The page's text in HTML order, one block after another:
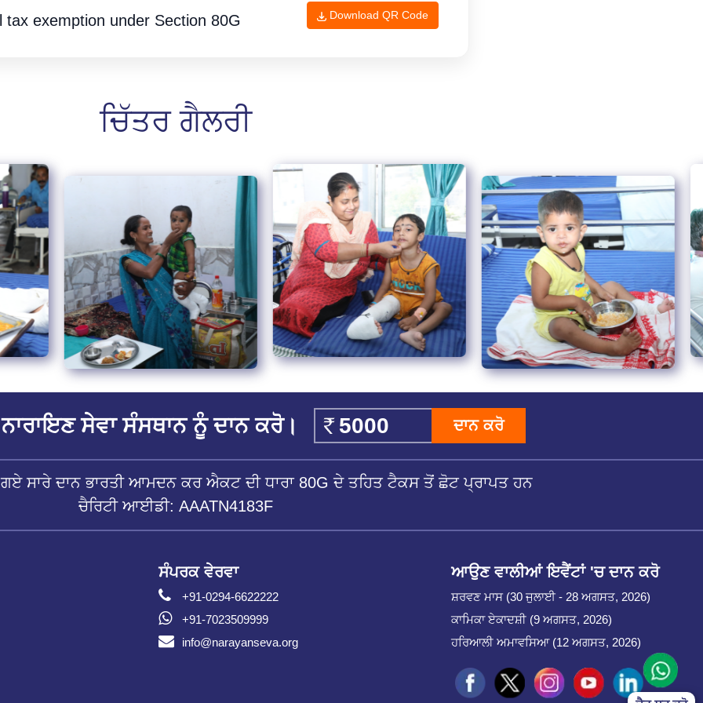
tax exemption under Section 80G Download QR Code
ਚਿੱਤਰ ਗੈਲਰੀ
ਸੇਵਾ ਸੰਸਥਾਨ ਨੂੰ ਦਾਨ ਕਰੋ। ਦਾਨ ਕਰੋ
ਸਾਰੇ ਦਾਨ ਭਾਰਤੀ ਆਮਦਨ ਕਰ ਐਕਟ ਦੀ ਧਾਰਾ 80G ਦੇ ਤਹਿਤ ਟੈਕਸ ਤੋਂ ਛੋਟ ਪ੍ਰਾਪਤ ਹਨ
ਚੈਰਿਟੀ ਆਈਡੀ: AAATN4183F
ਸੰਪਰਕ ਵੇਰਵਾ
+91-0294-6622222
+91-7023509999
info@narayanseva.org
ਆਉਣ ਵਾਲੀਆਂ ਇਵੈਂਟਾਂ 'ਚ ਦਾਨ ਕਰੋ
ਸ਼ਰਵਣ ਮਾਸ (30 ਜੁਲਾਈ - 28 ਅਗਸਤ, 2026)
ਕਾਮਿਕਾ ਏਕਾਦਸ਼ੀ (9 ਅਗਸਤ, 2026)
ਹਰਿਆਲੀ ਅਮਾਵਸਿਆ (12 ਅਗਸਤ, 2026)